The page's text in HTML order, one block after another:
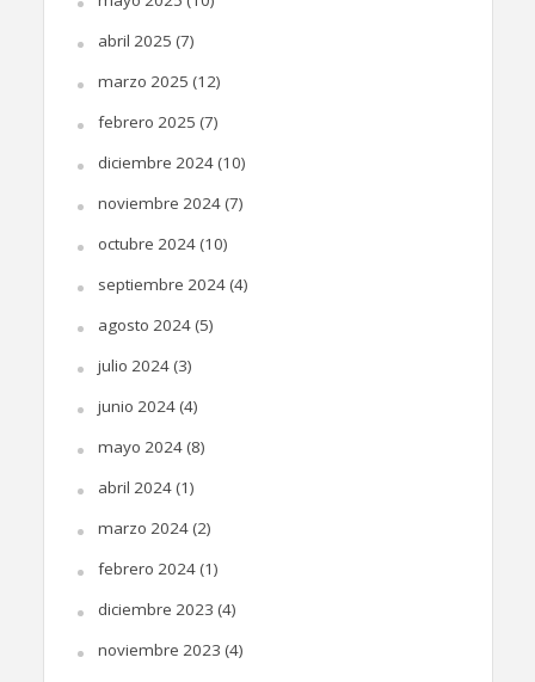
abril 2025 (7)
marzo 2025 (12)
febrero 2025 (7)
diciembre 2024(10)
noviembre 2024(7)
octubre 2024(10)
septiembre 2024(4)
agosto 2024(5)
julio 2024(3)
junio 2024(4)
mayo 2024(8)
abril 2024(1)
marzo 2024(2)
febrero 2024(1)
diciembre 2023 (4)
noviembre 2023 (4)